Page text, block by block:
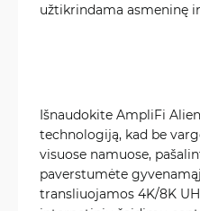
užtikrindama asmeninę
Išnaudokite AmpliFi
technologiją, kad be
visuose namuose,
paverstumėte
transliuojamos 4K/8K